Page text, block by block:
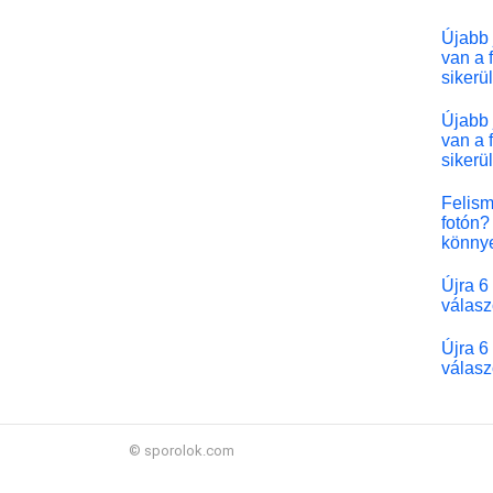
Újabb
van a
Újabb
van a
Újra 6
Újra 6
© sporolok.com